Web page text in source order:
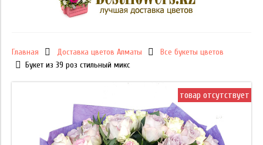
Главная Доставка цветов Алматы
Все букеты цветов
Букет из 39 роз стильный микс
товар отсутствует